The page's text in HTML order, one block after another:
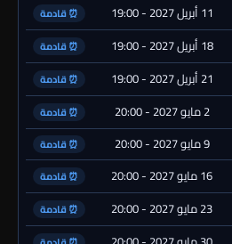
11 أبريل 2027 - 19:00 ⏰ قادمة
18 أبريل 2027 - 19:00 ⏰ قادمة
21 أبريل 2027 - 19:00 ⏰ قادمة
2 مايو 2027 - 20:00 ⏰ قادمة
9 مايو 2027 - 20:00 ⏰ قادمة
16 مايو 2027 - 20:00 ⏰ قادمة
23 مايو 2027 - 20:00 ⏰ قادمة